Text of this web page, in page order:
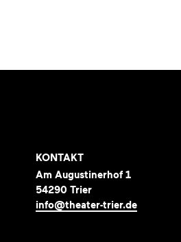
KONTAKT
Am Augustinerhof 1
54290 Trier
info@theater-trier.de